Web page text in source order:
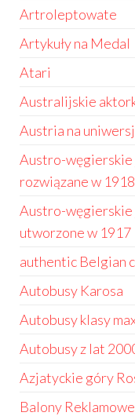
Artroleptowate
Artykuły na Medal
Atari
Australijskie
Austria na
Austro-węgierskie
rozwiązane w 1918
Austro-węgierskie
utworzone w 1917
authentic Belgian
Autobusy Karosa
Autobusy klasy
Autobusy z lat
Azjatyckie góry
Balony Reklamowe